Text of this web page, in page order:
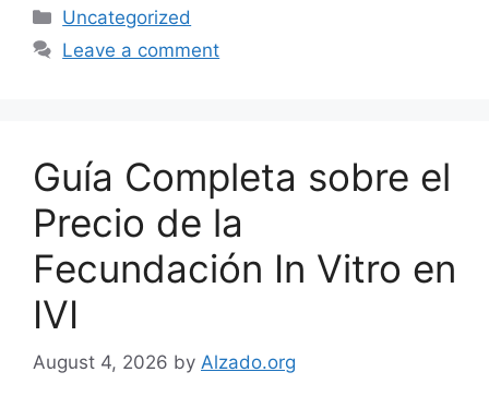
Categories
Uncategorized
Leave a comment
Guía Completa sobre el
Precio de la
Fecundación In Vitro en
IVI
August 4, 2026 by Alzado.org